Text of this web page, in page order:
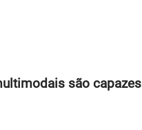
são capazes